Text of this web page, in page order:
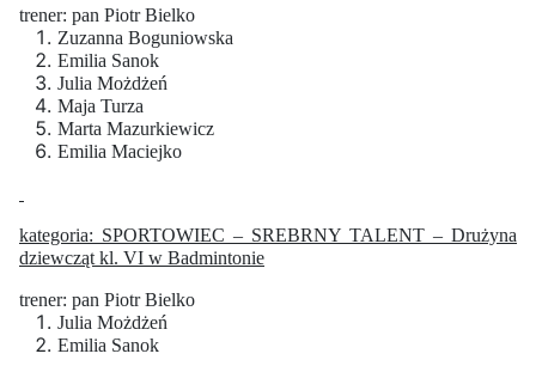
trener: pan Piotr Bielko
Zuzanna Boguniowska
Emilia Sanok
Julia Możdżeń
Maja Turza
Marta Mazurkiewicz
Emilia Maciejko
kategoria: SPORTOWIEC – SREBRNY TALENT – Drużyna
dziewcząt kl. VI w Badmintonie
trener: pan Piotr Bielko
Julia Możdżeń
Emilia Sanok